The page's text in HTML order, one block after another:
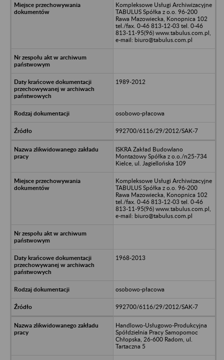
Kompleksowe Usługi Archiwizacyjne
TABULUS Spółka z o.o. 96-200
Rawa Mazowiecka, Konopnica 102
tel./fax. 0-46 813-12-03 tel. 0-46
813-11-95(96) www.tabulus.com.pl,
e-mail: biuro@tabulus.com.pl
1989-2012
osobowo-płacowa
992700/6116/29/2012/SAK-7
ISKRA Zakład Budowlano
Montażowy Spółka z o.o./n25-734
Kielce, ul. Jagiellońska 109
Kompleksowe Usługi Archiwizacyjne
TABULUS Spółka z o.o. 96-200
Rawa Mazowiecka, Konopnica 102
tel./fax. 0-46 813-12-03 tel. 0-46
813-11-95(96) www.tabulus.com.pl,
e-mail: biuro@tabulus.com.pl
1968-2013
osobowo-płacowa
992700/6116/29/2012/SAK-7
Handlowo-Usługowo-Produkcyjna
Spółdzielnia Pracy Samopomoc
Chłopska, 26-600 Radom, ul.
Tartaczna 5